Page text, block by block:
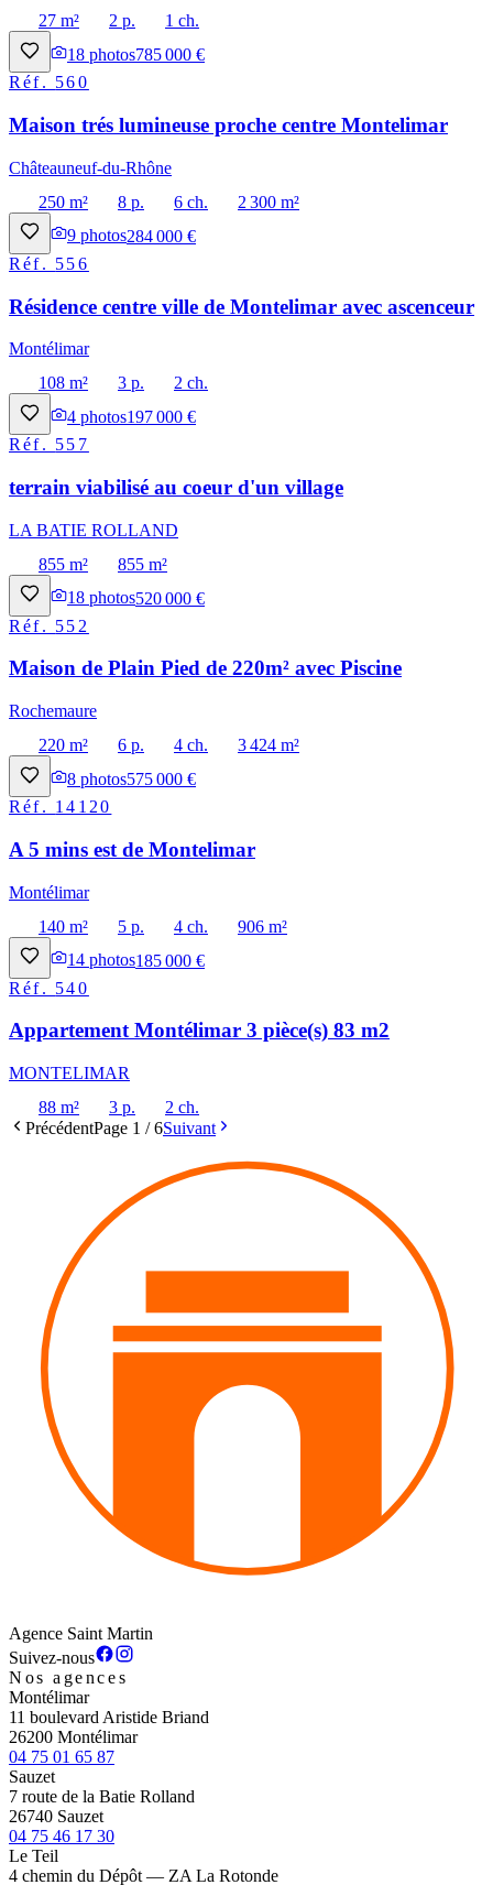
27 m²
2 p.
1 ch.
18 photos785 000 €
Réf. 560
Maison trés lumineuse proche centre Montelimar
Châteauneuf-du-Rhône
250 m²
8 p. 6 ch.
2 300 m²
9 photos284 000 €
Réf. 556
Résidence centre ville de Montelimar avec ascenceur
Montélimar
108 m²
3 p.
2 ch.
4 photos197 000 €
Réf. 557
terrain viabilisé au coeur d'un village
LA BATIE ROLLAND
855 m²
855 m²
18 photos520 000 €
Réf. 552
Maison de Plain Pied de 220m² avec Piscine
Rochemaure
220 m²
6 p. 4 ch.
3 424 m²
8 photos575 000 €
Réf. 14120
A 5 mins est de Montelimar
Montélimar
140 m²
5 p. 4 ch.
906 m²
14 photos185 000 €
Réf. 540
Appartement Montélimar 3 pièce(s) 83 m2
MONTELIMAR
88 m²
3 p.
2 ch.
PrécédentPage 1 /6Suivant
Agence Saint Martin
Suivez-nous
Nos agences
Montélimar
11 boulevard Aristide Briand
26200 Montélimar
04 75 01 65 87
Sauzet
7 route de la Batie Rolland
26740 Sauzet
04 75 46 17 30
Le Teil
4 chemin du Dépôt — ZA La Rotonde